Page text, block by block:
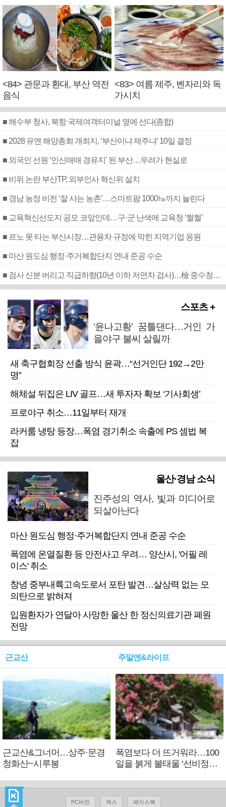
<84> 관문과 환대, 부산 역전
음식
<83> 여름 제주, 벤자리와 독
가시치
■ 해수부 청사, 북항 국제여객터미널 옆에 선다(종합)
■ 2028 유엔 해양총회 개최지, ‘부산이냐 제주냐’ 10일 결정
■ 외국인 선원 ‘인신매매 경유지’ 된 부산…우려가 현실로
■ 비위 논란 부산TP, 외부인사 혁신위 설치
■ 경남 농정 비전 ‘잘 사는 농촌’…스마트팜 1000㏊까지 늘린다
■ 교육혁신선도지 공모 코앞인데…구·군 난색에 교육청 ‘쩔쩔’
■ 르노 못 타는 부산시장…관용차 규정에 막힌 지역기업 응원
■ 마산 원도심 행정·주거복합단지 연내 준공 수순
■ 검사 신분 버리고 직급하향(10년 이하 저연차 검사)…檢 중수청행 기피
스포츠 +
‘윤나고황’ 꿈틀댄다…거인 가
을야구 불씨 살릴까
새 축구협회장 선출 방식 윤곽…“선거인단 192→2만
명”
해체설 뒤집은 LIV 골프…새 투자자 확보 ‘기사회생’
프로야구 취소…11일부터 재개
라커룸 냉탕 등장…폭염 경기취소 속출에 PS 셈법 복
잡
울산·경남 소식
진주성의 역사, 빛과 미디어로
되살아난다
마산 원도심 행정·주거복합단지 연내 준공 수순
폭염에 온열질환 등 안전사고 우려… 양산시, '어필 레
이스' 취소
창녕 중부내륙고속도로서 포탄 발견…살상력 없는 모
의탄으로 밝혀져
입원환자가 연달아 사망한 울산 한 정신의료기관 폐원
전망
근교산
근교산&그너머…상주·문경
청화산~시루봉
주말엔&라이프
폭염보다 더 뜨거워라…100
일을 붉게 불태울 ‘선비정신’
PC버전 엑스 페이스북